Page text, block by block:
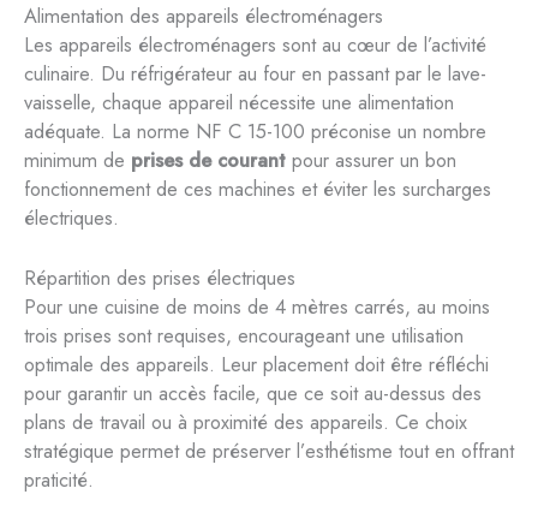
Alimentation des appareils électroménagers
Les appareils électroménagers sont au cœur de l’activité
culinaire. Du réfrigérateur au four en passant par le lave-
vaisselle, chaque appareil nécessite une alimentation
adéquate. La norme NF C 15-100 préconise un nombre
minimum de prises de courant pour assurer un bon
fonctionnement de ces machines et éviter les surcharges
électriques.
Répartition des prises électriques
Pour une cuisine de moins de 4 mètres carrés, au moins
trois prises sont requises, encourageant une utilisation
optimale des appareils. Leur placement doit être réfléchi
pour garantir un accès facile, que ce soit au-dessus des
plans de travail ou à proximité des appareils. Ce choix
stratégique permet de préserver l’esthétisme tout en offrant
praticité.